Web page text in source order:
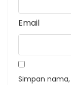
Email
Simpan